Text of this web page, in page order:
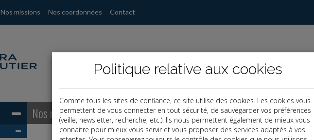
Nos missions Nos coordonnées Contact
Nos missions
Politique relative aux cookies
Comme tous les sites de confiance, ce site utilise des cookies. Les cookies vous
permettent de vous connecter en tout sécurité, de sauvegarder vos préférences
(veille, newsletter, recherche, etc.). Ils nous permettent également de mieux vous
connaitre pour mieux vous servir et vous proposer des services adaptés à vos